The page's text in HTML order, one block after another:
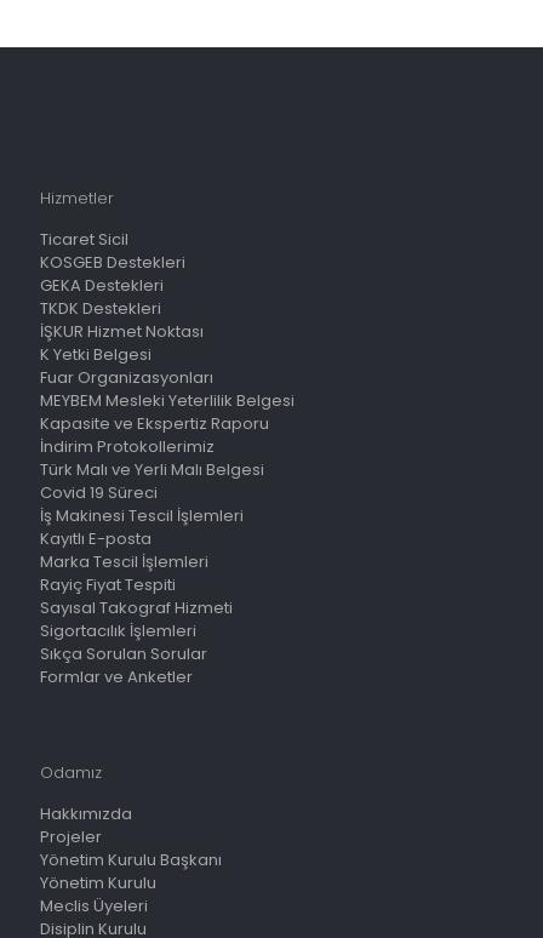
Hizmetler
Ticaret Sicil
KOSGEB Destekleri
GEKA Destekleri
TKDK Destekleri
İŞKUR Hizmet Noktası
K Yetki Belgesi
Fuar Organizasyonları
MEYBEM Mesleki Yeterlilik Belgesi
Kapasite ve Ekspertiz Raporu
İndirim Protokollerimiz
Türk Malı ve Yerli Malı Belgesi
Covid 19 Süreci
İş Makinesi Tescil İşlemleri
Kayıtlı E-posta
Marka Tescil İşlemleri
Rayiç Fiyat Tespiti
Sayısal Takograf Hizmeti
Sigortacılık İşlemleri
Sıkça Sorulan Sorular
Formlar ve Anketler
Odamız
Hakkımızda
Projeler
Yönetim Kurulu Başkanı
Yönetim Kurulu
Meclis Üyeleri
Disiplin Kurulu